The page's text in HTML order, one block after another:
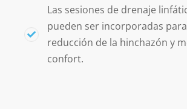
Las sesiones de drenaje
pueden ser incorporadas
reducción de la hinchazón y
confort.